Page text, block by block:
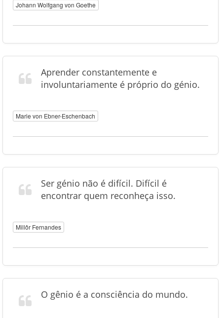
Johann Wolfgang von Goethe
Aprender constantemente e
involuntariamente é próprio do génio.
Marie von Ebner-Eschenbach
Ser génio não é difícil. Difícil é
encontrar quem reconheça isso.
Millôr Fernandes
O gênio é a consciência do mundo.